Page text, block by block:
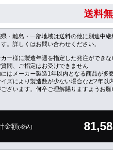
送料
・離島・一部地域は送料の他に別途中継
。詳しくはお問い合わせください。
ー様に製造年週を指定した発注ができな
質問、ご指定はお受けできません
はメーカー製造1年以内となる商品が多
ズにより製造数が少ない場合など2年以
ざいます。何卒ご理解賜りますようお願
金額(税込)